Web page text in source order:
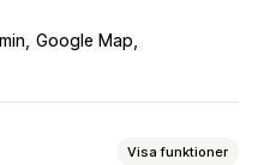
Google Map
Visa funktioner